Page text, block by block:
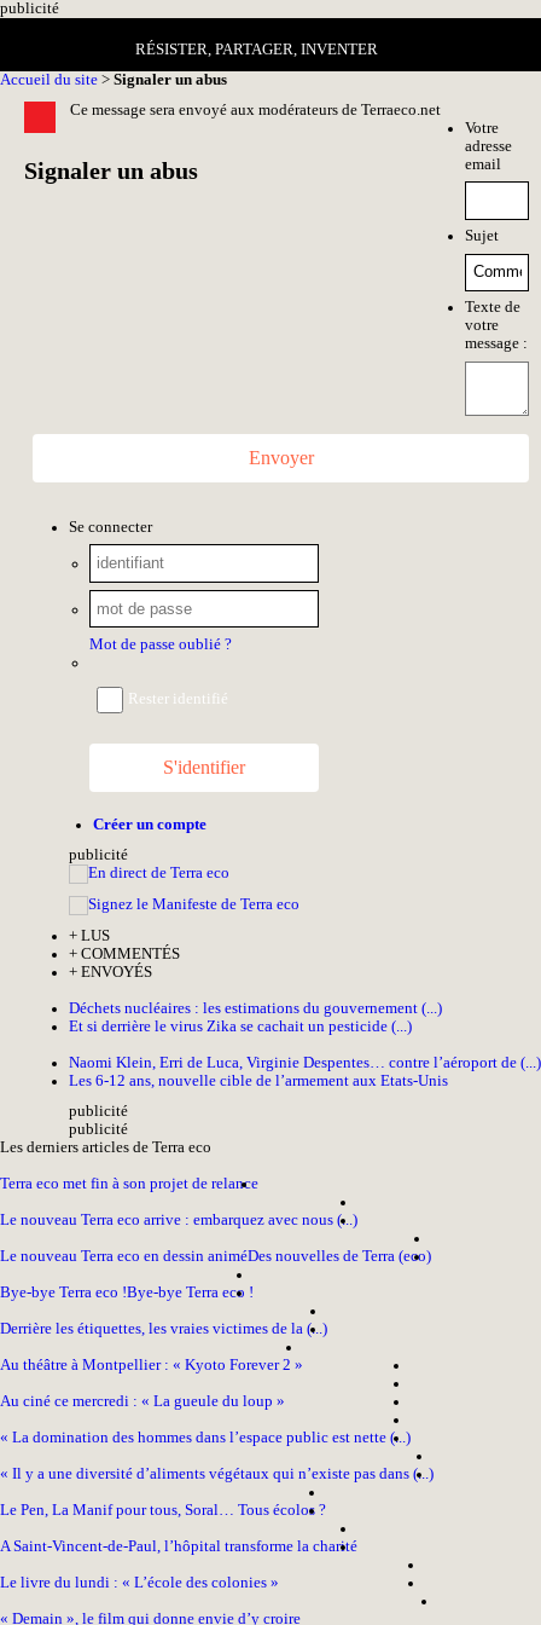
publicité
RÉSISTER, PARTAGER, INVENTER
Accueil du site > Signaler un abus
Ce message sera envoyé aux modérateurs de Terraeco.net
Signaler un abus
Votre
adresse
email
Sujet
Texte de
votre
message :
Envoyer
Se connecter
Mot de passe oublié ?
Rester identifié
S'identifier
Créer un compte
publicité
+ LUS
+ COMMENTÉS
+ ENVOYÉS
Déchets nucléaires : les estimations du gouvernement (...)
Et si derrière le virus Zika se cachait un pesticide (...)
Naomi Klein, Erri de Luca, Virginie Despentes… contre l’aéroport de (...)
Les 6-12 ans, nouvelle cible de l’armement aux Etats-Unis
publicité
publicité
Les derniers articles de Terra eco
Terra eco met fin à son projet de relance
Le nouveau Terra eco arrive : embarquez avec nous (...)
Le nouveau Terra eco en dessin animéDes nouvelles de Terra (eco)
Bye-bye Terra eco !Bye-bye Terra eco !
Derrière les étiquettes, les vraies victimes de la (...)
Au théâtre à Montpellier : « Kyoto Forever 2 »
Au ciné ce mercredi : « La gueule du loup »
« La domination des hommes dans l’espace public est nette (...)
« Il y a une diversité d’aliments végétaux qui n’existe pas dans (...)
Le Pen, La Manif pour tous, Soral… Tous écolos ?
A Saint-Vincent-de-Paul, l’hôpital transforme la charité
Le livre du lundi : « L’école des colonies »
« Demain », le film qui donne envie d’y croire